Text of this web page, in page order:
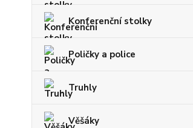
Konferenční stolky
Poličky a police
Truhly
Věšáky